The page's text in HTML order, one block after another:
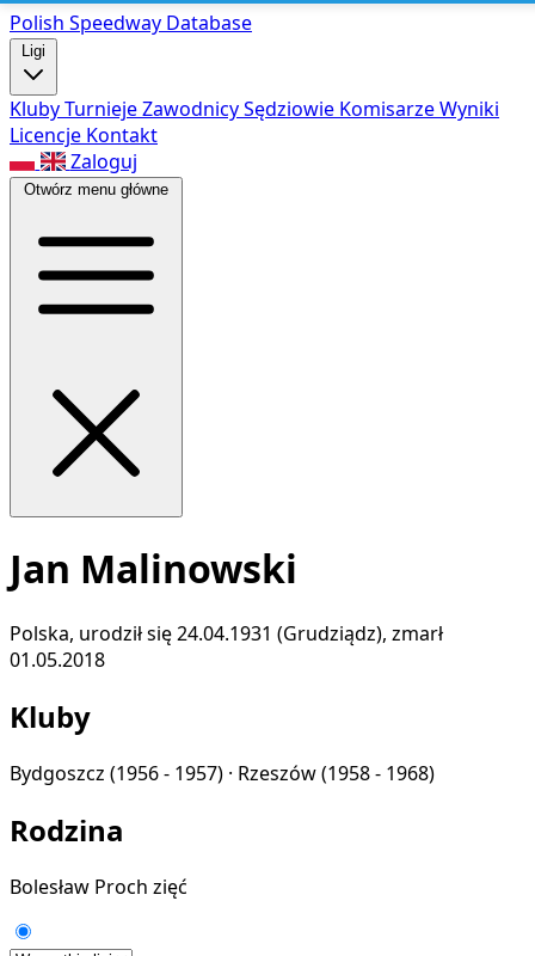
Polish Speedway Database
Ligi
KlubyTurniejeZawodnicySędziowie KomisarzeWyniki
Licencje Kontakt
Zaloguj
Otwórz menu główne
Jan Malinowski
Polska, urodził się 24.04.1931 (Grudziądz), zmarł
01.05.2018
Kluby
Bydgoszcz (1956 - 1957) · Rzeszów(1958 - 1968)
Rodzina
Bolesław Proch zięć